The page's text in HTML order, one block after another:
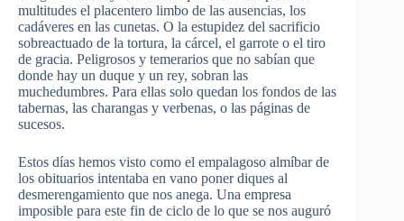
multitudes el placentero limbo de las ausencias, los
cadáveres en las cunetas. O la estupidez del sacrificio
sobreactuado de la tortura, la cárcel, el garrote o el tiro
de gracia. Peligrosos y temerarios que no sabían que
donde hay un duque y un rey, sobran las
muchedumbres. Para ellas solo quedan los fondos de las
tabernas, las charangas y verbenas, o las páginas de
sucesos.
Estos días hemos visto como el empalagoso almíbar de
los obituarios intentaba en vano poner diques al
desmerengamiento que nos anega. Una empresa
imposible para este fin de ciclo de lo que se nos auguró